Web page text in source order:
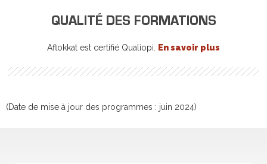
QUALITÉ DES FORMATIONS
Aflokkat est certifié Qualiopi. En savoir plus
(Date de mise à jour des programmes : juin 2024)